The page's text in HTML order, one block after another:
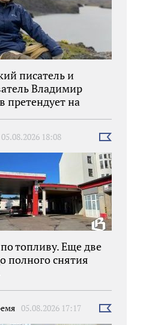
писатель и
Владимир
претендует на
05.08.2026 18:08
Выбрать
топливу. Еще две
полного снятия
05.08.2026 17:17
Выбрать